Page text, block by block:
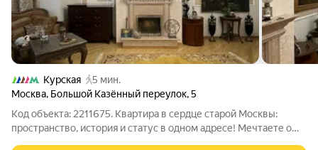
Курская
5 мин.
Москва, Большой Казённый переулок,5
Код объекта: 2211675. Квартира в сердце старой Москвы:
пространство, история и статус в одном адресе! Мечтаете о